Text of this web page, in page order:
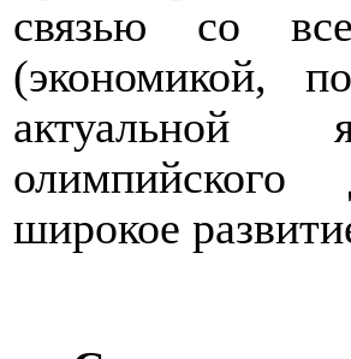
связью со
(экономикой,
актуальной
широкое